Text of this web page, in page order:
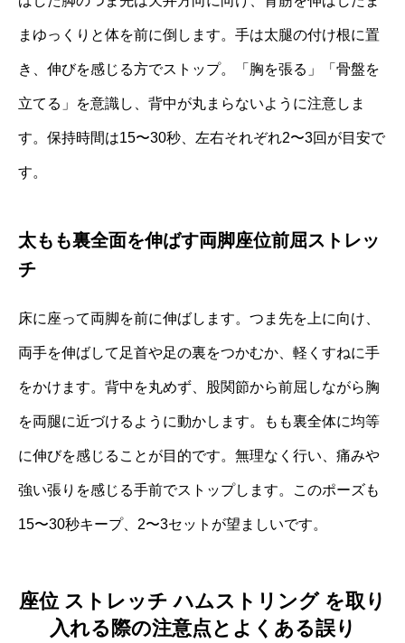
まゆっくりと体を前に倒します。手は太腿の付け根に置
き、伸びを感じる方でストップ。「胸を張る」「骨盤を
立てる」を意識し、背中が丸まらないように注意しま
す。保持時間は15〜30秒、左右それぞれ2〜3回が目安で
す。
太もも裏全面を伸ばす両脚座位前屈ストレッ
チ
床に座って両脚を前に伸ばします。つま先を上に向け、
両手を伸ばして足首や足の裏をつかむか、軽くすねに手
をかけます。背中を丸めず、股関節から前屈しながら胸
を両腿に近づけるように動かします。もも裏全体に均等
に伸びを感じることが目的です。無理なく行い、痛みや
強い張りを感じる手前でストップします。このポーズも
15〜30秒キープ、2〜3セットが望ましいです。
座位 ストレッチ ハムストリング を取り
入れる際の注意点とよくある誤り